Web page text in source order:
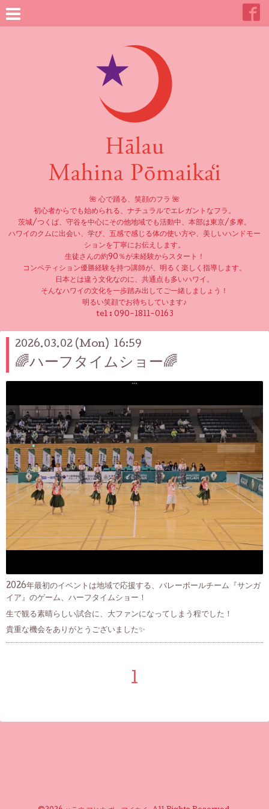
🌺 心で踊る、笑顔のフラ 🌺
初心者からでも始められる、ナチュラルでエレガントなフラ。
茨城/つくば、守谷を中心にその他地域でも活動中、本部は東京/多摩。
ハワイのクムに出会い、学び、五感で感じる体の使い方や、美しいハンドモー
ションを丁寧にお伝えします。
生徒さんの約90％が未経験からスタート！
コンペティション優勝経験を持つ講師が、明るく楽しく指導します。
日本とは違う文化なのに、共通点も多いハワイ。
そんなハワイの文化を一歩踏み出してご一緒しましょう！
明るい笑顔でお待ちしています♪
tel : 090-1811-0163
2026.03.02 (Mon) 16:59
🌈ハーフタイムショー🌈
2026年最初のイベントは地域で応援する、バレーボールチーム『サンガ
イア』のゲーム、ハーフタイムショー！
生で観る素晴らしい試合に、大ファンになってしまう程でした！
貴重な機会をありがとうございました✨
1